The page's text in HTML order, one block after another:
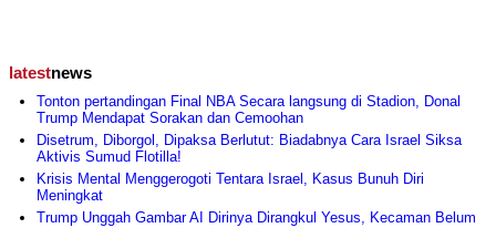
latestnews
Tonton pertandingan Final NBA Secara langsung di Stadion, Donal
Trump Mendapat Sorakan dan Cemoohan
Disetrum, Diborgol, Dipaksa Berlutut: Biadabnya Cara Israel Siksa
Aktivis Sumud Flotilla!
Krisis Mental Menggerogoti Tentara Israel, Kasus Bunuh Diri
Meningkat
Trump Unggah Gambar AI Dirinya Dirangkul Yesus, Kecaman Belum